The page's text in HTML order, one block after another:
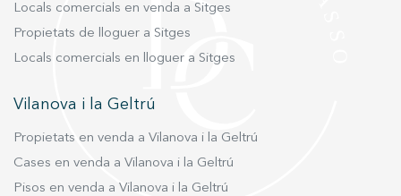
mitjançant aire condicionat, calefacció individual
de gas natural i una orientació excel·lent que
garanteix llum natural durant tot el dia. Situat en
finca representativa amb ascensor i servei de
privilegiada, envoltat de comerços, restaurants,
escoles, zones verdes i excel·lents connexions
amb transport públic. Una propietat única per a
Locals comercials en venda a Sitges
Propietats de lloguer a Sitges
Locals comercials en lloguer a Sitges
Vilanova i la Geltrú
Propietats en venda a Vilanova i la Geltrú
Cases en venda a Vilanova i la Geltrú
Pisos en venda a Vilanova i la Geltrú